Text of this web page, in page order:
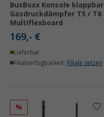
BusBoxx Konsole klappbar
Gasdruckdämpfer T5 / T6
Multiflexboard
169,- €
Lieferbar
Filialverfügbarkeit: Filiale setzen
%